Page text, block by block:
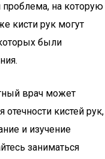
проблема, на которую
кисти рук могут
были
врач может
кистей рук,
и изучение
заниматься